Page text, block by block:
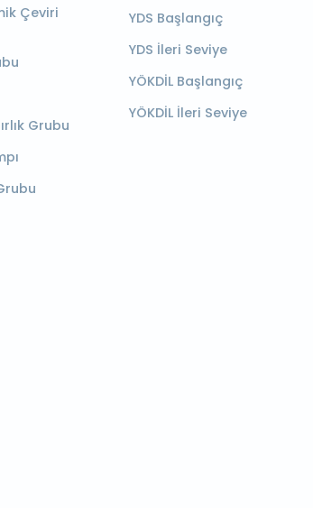
Çeviri
Grubu
YDS Başlangıç
YDS İleri Seviye
YÖKDİL Başlangıç
YÖKDİL İleri Seviye